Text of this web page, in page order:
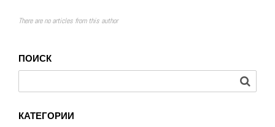
There are no articles from this author
ПОИСК
КАТЕГОРИИ